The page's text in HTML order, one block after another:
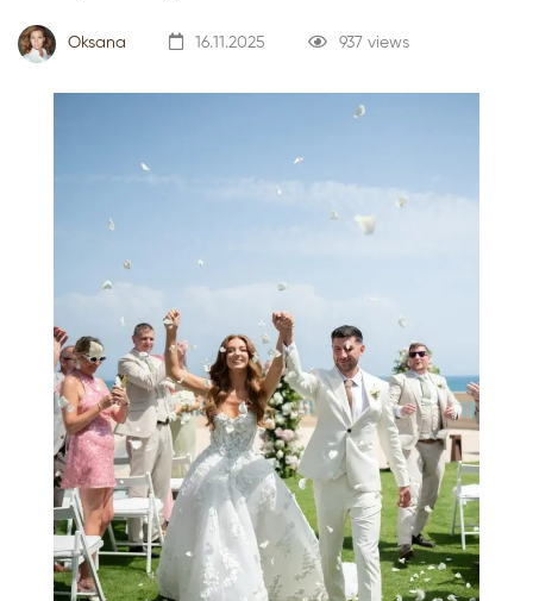
Oksana 16.11.2025 937 views